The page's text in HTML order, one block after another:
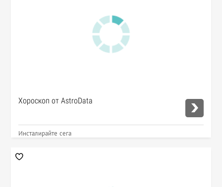
Хороскоп от AstroData
Инсталирайте сега